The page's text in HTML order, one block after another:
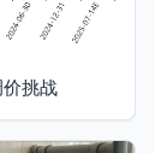
挑战